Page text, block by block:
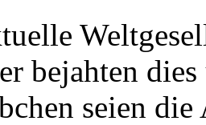
bejahten
seien